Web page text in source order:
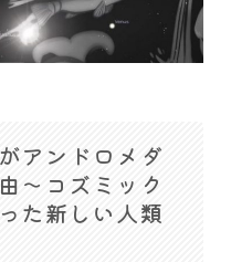
アンドロメダ
～コズミック
た新しい人類